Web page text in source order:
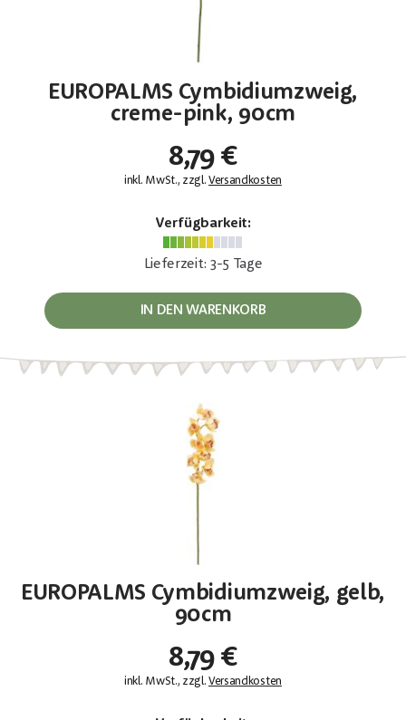
EUROPALMS Cymbidiumzweig,
creme-pink, 90cm
8,79 €
inkl. MwSt., zzgl.Versandkosten
Verfügbarkeit:
Lieferzeit: 3-5 Tage
IN DEN WARENKORB
EUROPALMS Cymbidiumzweig, gelb,
90cm
8,79 €
inkl. MwSt., zzgl.Versandkosten